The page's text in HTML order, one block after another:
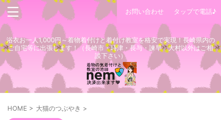
お問い合わせ タップで電話♪
浴衣お一人1,000円～着物着付けと着付け教室を格安で実現！長崎県内の
ご自宅等に出張します！（長崎市・時津・長与・諫早・大村以外はご相
談下さい）
HOME > 大猫のつぶやき >